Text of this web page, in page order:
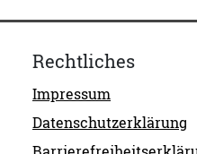
Rechtliches
Impressum
Datenschutzerklärung